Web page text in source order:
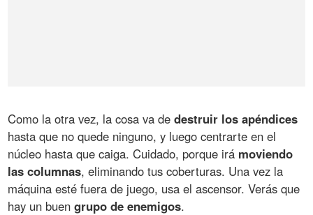
Como la otra vez, la cosa va dedestruir los apéndices
hasta que no quede ninguno, y luego centrarte en el
núcleo hasta que caiga. Cuidado, porque irá moviendo
las columnas, eliminando tus coberturas. Una vez la
máquina esté fuera de juego, usa el ascensor. Verás que
hay un buengrupo de enemigos.